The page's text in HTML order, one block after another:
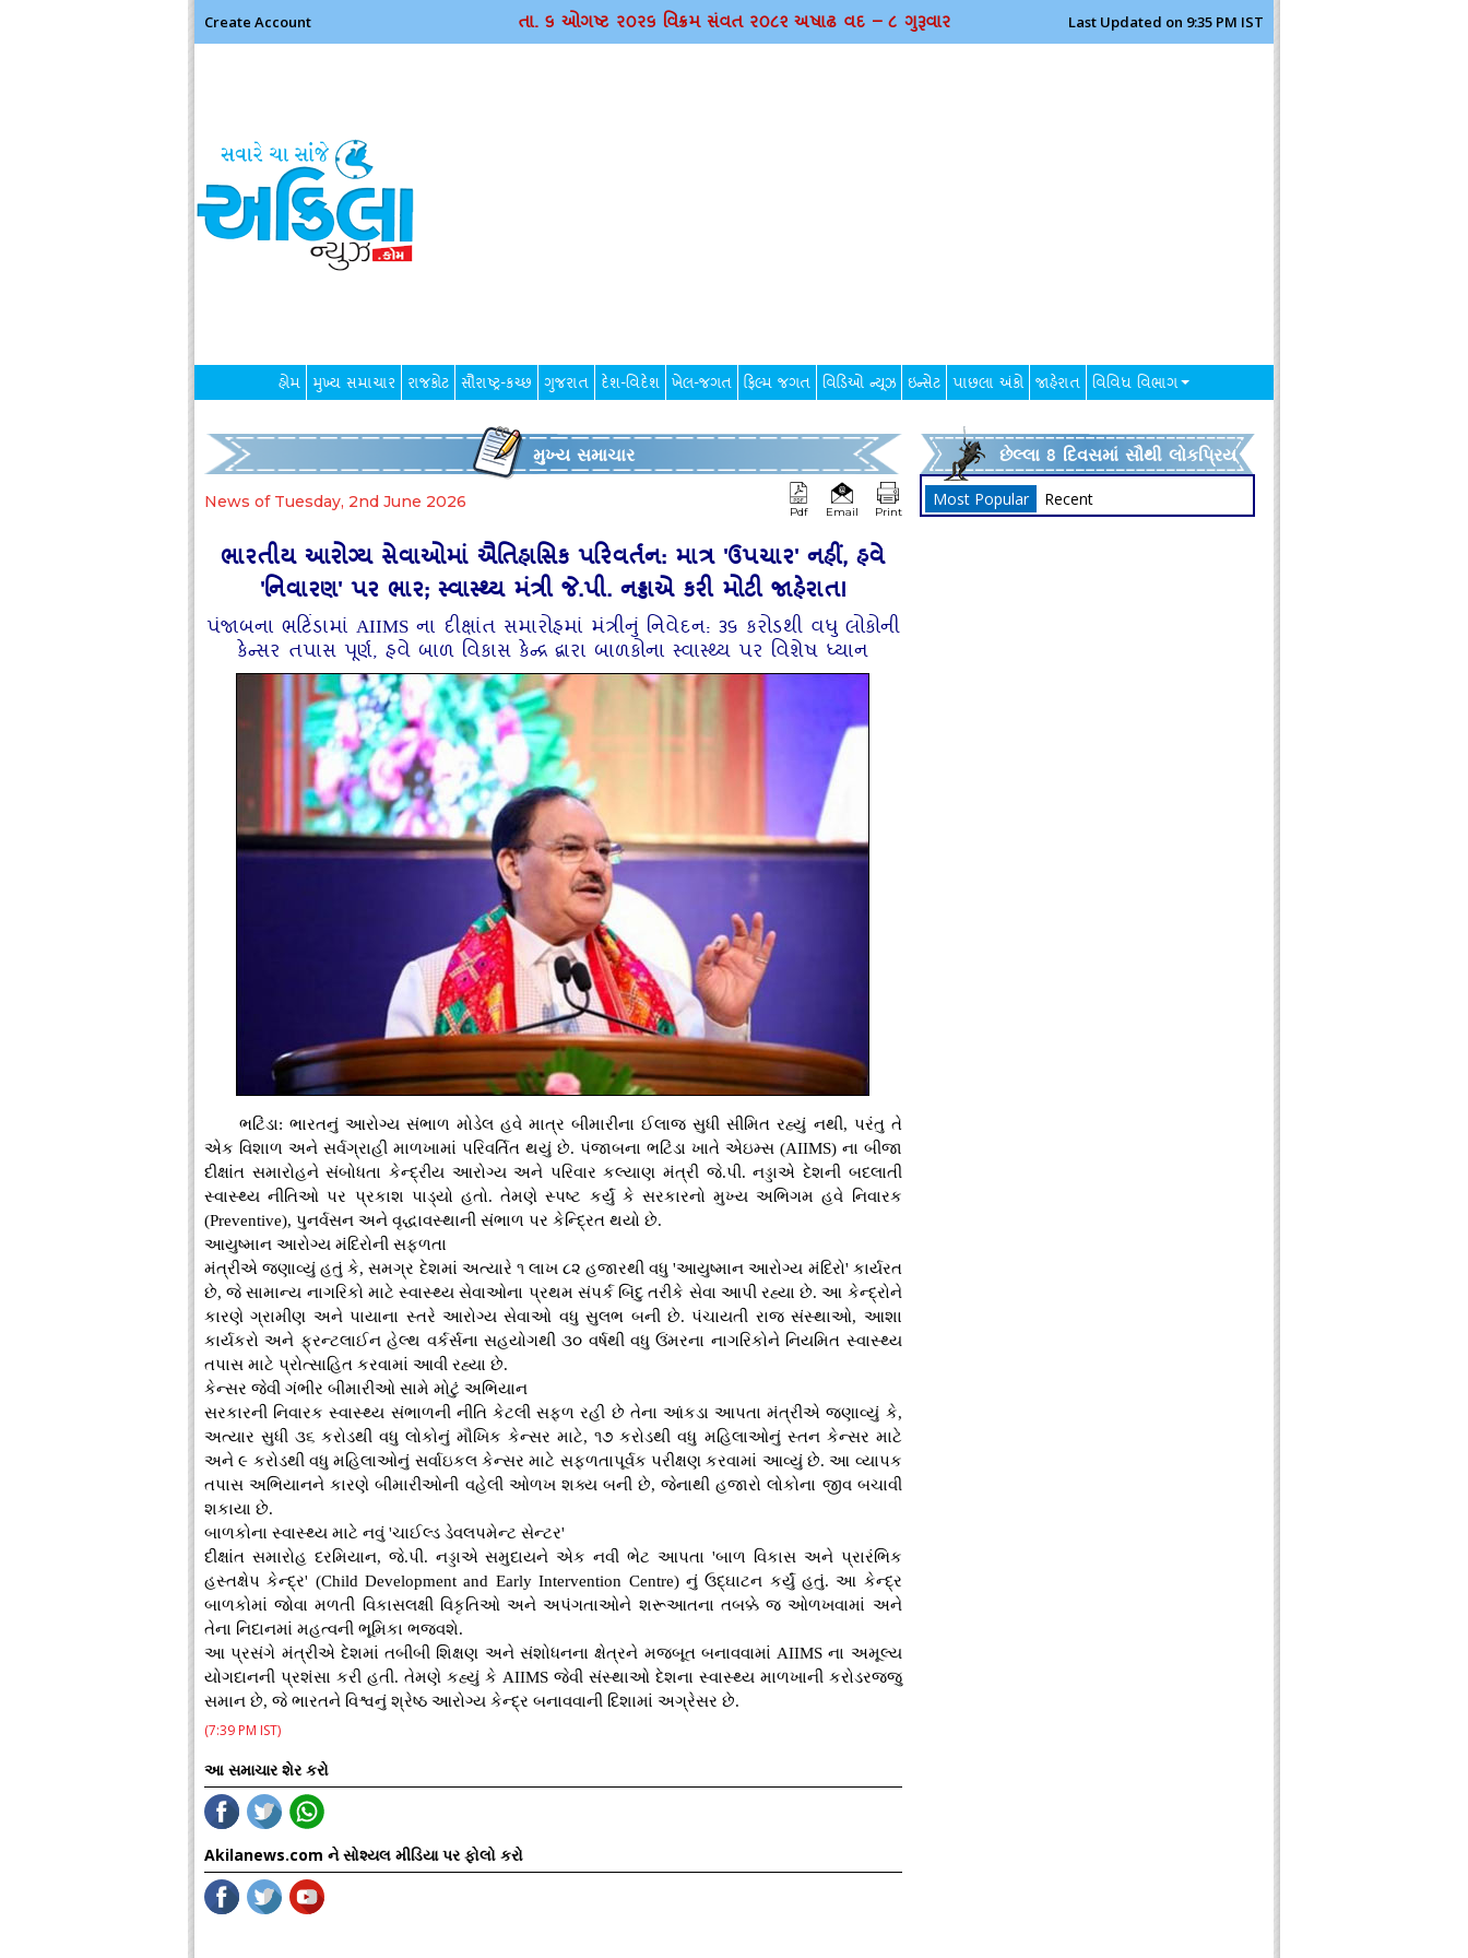
Create Account તા. ૬ ઓગષ્ટ ર૦ર૬ વિક્રમ સંવત ર૦૮૨ અષાઢ વદ – ૮ ગુરૂવાર Last Updated on 9:35 PM IST
હોમ મુખ્ય સમાચાર રાજકોટ સૌરાષ્ટ્ર-કચ્છ ગુજરાત દેશ-વિદેશ ખેલ-જગત ફિલ્મ જગત વિડિઓ ન્યૂઝ ઇન્સેટ પાછલા અંકો જાહેરાત વિવિધ વિભાગ
મુખ્ય સમાચાર
News of Tuesday, 2nd June 2026
Pdf Email Print
ભારતીય આરોગ્ય સેવાઓમાં ઐતિહાસિક પરિવર્તન: માત્ર 'ઉપચાર' નહીં, હવે
'નિવારણ' પર ભાર; સ્વાસ્થ્ય મંત્રી જે.પી. નડ્ડાએ કરી મોટી જાહેરાત!
પંજાબના ભટિંડામાં AIIMS ના દીક્ષાંત સમારોહમાં મંત્રીનું નિવેદન: ૩૬ કરોડથી વધુ લોકોની
કેન્સર તપાસ પૂર્ણ, હવે બાળ વિકાસ કેન્દ્ર દ્વારા બાળકોના સ્વાસ્થ્ય પર વિશેષ ધ્યાન
ભટિંડા: ભારતનું આરોગ્ય સંભાળ મોડેલ હવે માત્ર બીમારીના ઈલાજ સુધી સીમિત રહ્યું નથી, પરંતુ તે
એક વિશાળ અને સર્વગ્રાહી માળખામાં પરિવર્તિત થયું છે. પંજાબના ભટિંડા ખાતે એઇમ્સ (AIIMS) ના બીજા
દીક્ષાંત સમારોહને સંબોધતા કેન્દ્રીય આરોગ્ય અને પરિવાર કલ્યાણ મંત્રી જે.પી. નડ્ડાએ દેશની બદલાતી
સ્વાસ્થ્ય નીતિઓ પર પ્રકાશ પાડ્યો હતો. તેમણે સ્પષ્ટ કર્યું કે સરકારનો મુખ્ય અભિગમ હવે નિવારક
(Preventive), પુનર્વસન અને વૃદ્ધાવસ્થાની સંભાળ પર કેન્દ્રિત થયો છે.
આયુષ્માન આરોગ્ય મંદિરોની સફળતા
મંત્રીએ જણાવ્યું હતું કે, સમગ્ર દેશમાં અત્યારે ૧ લાખ ૮૨ હજારથી વધુ 'આયુષ્માન આરોગ્ય મંદિરો' કાર્યરત
છે, જે સામાન્ય નાગરિકો માટે સ્વાસ્થ્ય સેવાઓના પ્રથમ સંપર્ક બિંદુ તરીકે સેવા આપી રહ્યા છે. આ કેન્દ્રોને
કારણે ગ્રામીણ અને પાયાના સ્તરે આરોગ્ય સેવાઓ વધુ સુલભ બની છે. પંચાયતી રાજ સંસ્થાઓ, આશા
કાર્યકરો અને ફ્રન્ટલાઈન હેલ્થ વર્કર્સના સહયોગથી ૩૦ વર્ષથી વધુ ઉંમરના નાગરિકોને નિયમિત સ્વાસ્થ્ય
તપાસ માટે પ્રોત્સાહિત કરવામાં આવી રહ્યા છે.
કેન્સર જેવી ગંભીર બીમારીઓ સામે મોટું અભિયાન
સરકારની નિવારક સ્વાસ્થ્ય સંભાળની નીતિ કેટલી સફળ રહી છે તેના આંકડા આપતા મંત્રીએ જણાવ્યું કે,
અત્યાર સુધી ૩૬ કરોડથી વધુ લોકોનું મૌખિક કેન્સર માટે, ૧૭ કરોડથી વધુ મહિલાઓનું સ્તન કેન્સર માટે
અને ૯ કરોડથી વધુ મહિલાઓનું સર્વાઇકલ કેન્સર માટે સફળતાપૂર્વક પરીક્ષણ કરવામાં આવ્યું છે. આ વ્યાપક
તપાસ અભિયાનને કારણે બીમારીઓની વહેલી ઓળખ શક્ય બની છે, જેનાથી હજારો લોકોના જીવ બચાવી
શકાયા છે.
બાળકોના સ્વાસ્થ્ય માટે નવું 'ચાઈલ્ડ ડેવલપમેન્ટ સેન્ટર'
દીક્ષાંત સમારોહ દરમિયાન, જે.પી. નડ્ડાએ સમુદાયને એક નવી ભેટ આપતા 'બાળ વિકાસ અને પ્રારંભિક
હસ્તક્ષેપ કેન્દ્ર' (Child Development and Early Intervention Centre) નું ઉદ્ઘાટન કર્યું હતું. આ કેન્દ્ર
બાળકોમાં જોવા મળતી વિકાસલક્ષી વિકૃતિઓ અને અપંગતાઓને શરૂઆતના તબક્કે જ ઓળખવામાં અને
તેના નિદાનમાં મહત્વની ભૂમિકા ભજવશે.
આ પ્રસંગે મંત્રીએ દેશમાં તબીબી શિક્ષણ અને સંશોધનના ક્ષેત્રને મજબૂત બનાવવામાં AIIMS ના અમૂલ્ય
યોગદાનની પ્રશંસા કરી હતી. તેમણે કહ્યું કે AIIMS જેવી સંસ્થાઓ દેશના સ્વાસ્થ્ય માળખાની કરોડરજ્જુ
સમાન છે, જે ભારતને વિશ્વનું શ્રેષ્ઠ આરોગ્ય કેન્દ્ર બનાવવાની દિશામાં અગ્રેસર છે.
(7:39 PM IST)
આ સમાચાર શેર કરો
Akilanews.com ને સોશ્યલ મીડિયા પર ફોલો કરો
છેલ્લા 8 દિવસમાં સૌથી લોકપ્રિય
Most Popular Recent